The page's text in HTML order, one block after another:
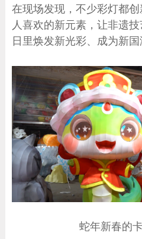
在现场发现，不少彩灯都
人喜欢的新元素，让非遗
日里焕发新光彩、成为新国
蛇年新春的